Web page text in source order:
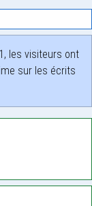
les visiteurs ont
sur les écrits